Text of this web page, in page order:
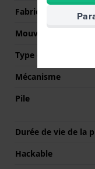
Fabricant de
Mouvement suisse
Type d'affichage
Mécanisme
Pile
Durée de vie de la
Hackable